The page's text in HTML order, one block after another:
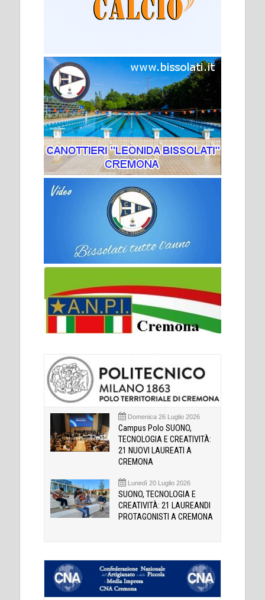
Domenica 26 Luglio 2026
Campus Polo SUONO,
TECNOLOGIA E CREATIVITÀ:
21 NUOVI LAUREATI A
CREMONA
Lunedì 20 Luglio 2026
SUONO, TECNOLOGIA E
CREATIVITÀ: 21 LAUREANDI
PROTAGONISTI A CREMONA